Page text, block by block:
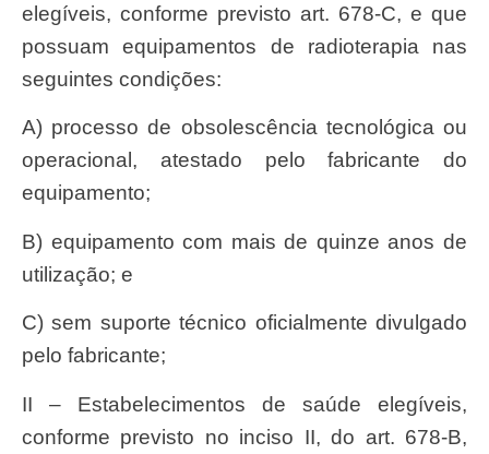
elegíveis, conforme previsto art. 678-C, e que
possuam equipamentos de radioterapia nas
seguintes condições:
a) processo de obsolescência tecnológica ou
operacional, atestado pelo fabricante do
equipamento;
b) equipamento com mais de quinze anos de
utilização; e
c) sem suporte técnico oficialmente divulgado
pelo fabricante;
II – Estabelecimentos de saúde elegíveis,
conforme previsto no inciso II, do art. 678-B,